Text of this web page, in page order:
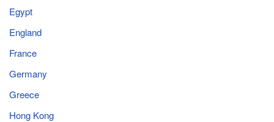
Egypt
England
France
Germany
Greece
Hong Kong